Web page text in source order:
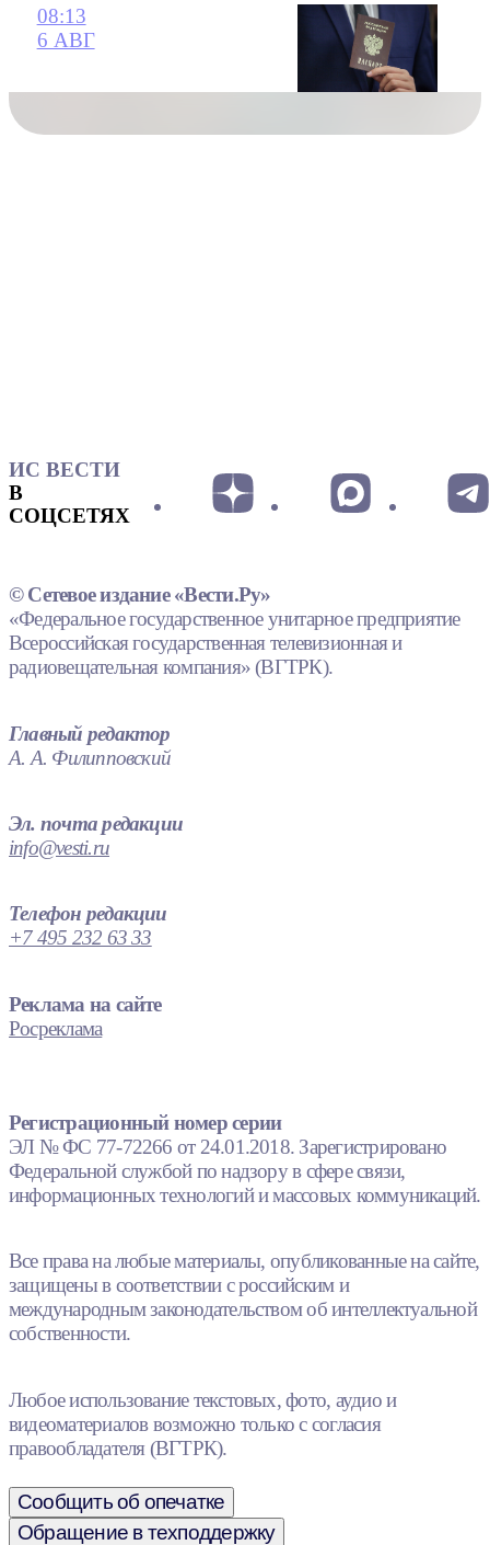
08:13
6 АВГ
ИС ВЕСТИ
В
СОЦСЕТЯХ
© Сетевое издание «Вести.Ру»
«Федеральное государственное унитарное предприятие
Всероссийская государственная телевизионная и
радиовещательная компания» (ВГТРК).
Главный редактор
А. А. Филипповский
Эл. почта редакции
info@vesti.ru
Телефон редакции
+7 495 232 63 33
Реклама на сайте
Росреклама
Регистрационный номер серии
ЭЛ № ФС 77-72266 от 24.01.2018. Зарегистрировано
Федеральной службой по надзору в сфере связи,
информационных технологий и массовых коммуникаций.
Все права на любые материалы, опубликованные на сайте,
защищены в соответствии с российским и
международным законодательством об интеллектуальной
собственности.
Любое использование текстовых, фото, аудио и
видеоматериалов возможно только с согласия
правообладателя (ВГТРК).
Сообщить об опечатке
Обращение в техподдержку